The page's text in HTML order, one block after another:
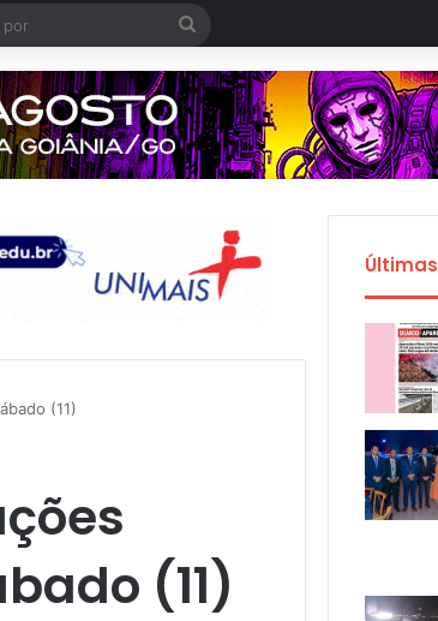
Procurar
por
(11)
(11)
Últimas